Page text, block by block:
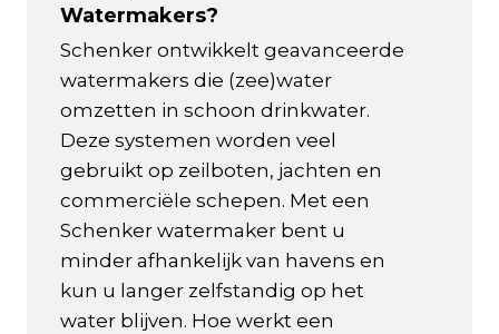
Watermakers?
Schenker ontwikkelt geavanceerde
watermakers die (zee)water
omzetten in schoon drinkwater.
Deze systemen worden veel
gebruikt op zeilboten, jachten en
commerciële schepen. Met een
Schenker watermaker bent u
minder afhankelijk van havens en
kun u langer zelfstandig op het
water blijven. Hoe werkt een